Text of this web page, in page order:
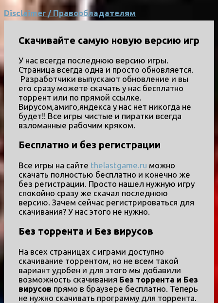
Disclaimer / Правообладателям
Скачивайте самую новую версию игр
У нас всегда последнюю версию игры.
Страница всегда одна и просто обновляется.
Разработчики выпускают обновление и вы
его сразу можете скачать у нас бесплатно
торрент или по прямой ссылке.
Вирусом,амиго,яндекса у нас нет никогда не
будет!! Все игры чистые и пиратки всегда
взломанные рабочим кряком.
Бесплатно и без регистрации
Все игры на сайте thelastgame.ru можно
скачать полностью бесплатно и конечно же
без регистрации. Просто нашел нужную игру
спокойно сразу же скачал последнюю
версию. Зачем сейчас регистрироваться для
скачивания? У нас этого не нужно.
Без торрента и Без вирусов
На всех страницах с играми доступно
скачивание торрентом, но не всем такой
вариант удобен и для этого мы добавили
возможность скачивания Без торрента и Без
вирусов прямо в браузере бесплатно. Теперь
не нужно скачивать программу для торрента.